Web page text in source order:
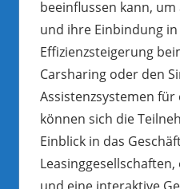
beeinflussen kann,
und ihre Einbindung
Effizienzsteigerung
Carsharing oder den
Assistenzsystemen für
können sich die
Einblick in das